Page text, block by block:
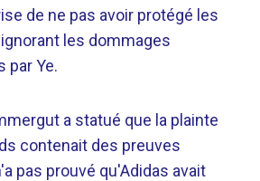
de ne pas avoir protégé les
les dommages
par Ye.
a statué que la plainte
contenait des preuves
pas prouvé qu'Adidas avait